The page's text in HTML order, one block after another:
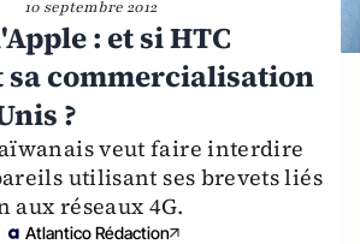
10 septembre 2012
: et si HTC
commercialisation
?
veut faire interdire
utilisant ses brevets liés
aux réseaux 4G.
Atlantico Rédaction